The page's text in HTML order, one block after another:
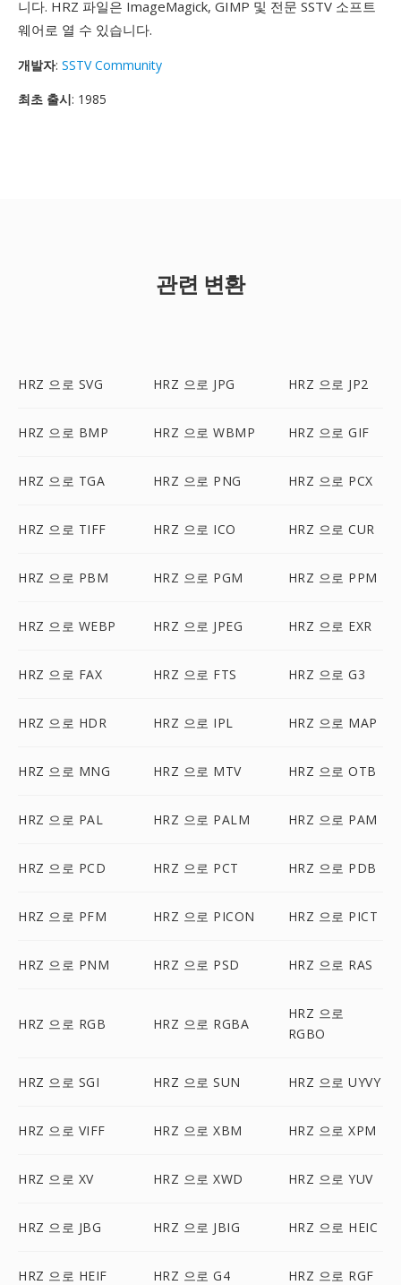
니다. HRZ 파일은 ImageMagick, GIMP 및 전문 SSTV 소프트
웨어로 열 수 있습니다.
개발자: SSTV Community
최초 출시: 1985
관련 변환
HRZ 으로 SVG HRZ 으로 JPG HRZ 으로 JP2
HRZ 으로 BMP HRZ 으로 WBMP HRZ 으로 GIF
HRZ 으로 TGA HRZ 으로 PNG HRZ 으로 PCX
HRZ 으로 TIFF HRZ 으로 ICO HRZ 으로 CUR
HRZ 으로 PBM HRZ 으로 PGM HRZ 으로 PPM
HRZ 으로 WEBP HRZ 으로 JPEG HRZ 으로 EXR
HRZ 으로 FAX HRZ 으로 FTS HRZ 으로 G3
HRZ 으로 HDR HRZ 으로 IPL HRZ 으로 MAP
HRZ 으로 MNG HRZ 으로 MTV HRZ 으로 OTB
HRZ 으로 PAL HRZ 으로 PALM HRZ 으로 PAM
HRZ 으로 PCD HRZ 으로 PCT HRZ 으로 PDB
HRZ 으로 PFM HRZ 으로 PICON HRZ 으로 PICT
HRZ 으로 PNM HRZ 으로 PSD HRZ 으로 RAS
HRZ 으로 RGB HRZ 으로 RGBA
HRZ 으로
RGBO
HRZ 으로 SGI HRZ 으로 SUN HRZ 으로 UYVY
HRZ 으로 VIFF HRZ 으로 XBM HRZ 으로 XPM
HRZ 으로 XV HRZ 으로 XWD HRZ 으로 YUV
HRZ 으로 JBG HRZ 으로 JBIG HRZ 으로 HEIC
HRZ 으로 HEIF HRZ 으로 G4 HRZ 으로 RGF